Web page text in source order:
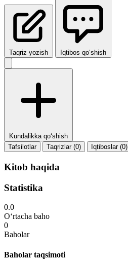
Taqriz yozish Iqtibos qo‘shish
Kundalikka qo‘shish
Tafsilotlar
Taqrizlar (0) Iqtiboslar (0)
Kitob haqida
Statistika
0.0
O‘rtacha baho
0
Baholar
Baholar taqsimoti